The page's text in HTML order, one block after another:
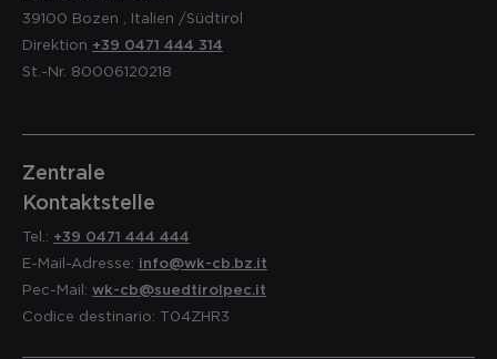
39100 Bozen Italien /Südtirol
Direktion +39 0471 444 314
St.-Nr. 80006120218
Zentrale
Kontaktstelle
Tel.: +39 0471 444 444
E-Mail-Adresse: info@wk-cb.bz.it
Pec-Mail: wk-cb@suedtirolpec.it
Codice destinario: T04ZHR3